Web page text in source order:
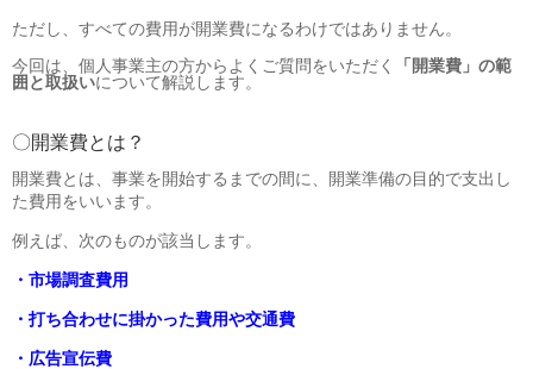
幼稚園・学校法人経営者の方
介護事業者の方
ただし、すべての費用が開業費になるわけではありません。
今回は、個人事業主の方からよくご質問をいただく
「開業費」の範
囲と取扱いについて解説します。
〇開業費とは？
開業費とは、事業を開始するまでの間に、開業準備の目的で支出し
た費用をいいます。
例えば、次のものが該当します。
・市場調査費用
・打ち合わせに掛かった費用や交通費
・広告宣伝費